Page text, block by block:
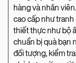
hàng và nhân
cao cấp như
thiết thực như bộ
chuẩn bị quà bạn
đối tượng, kiểm